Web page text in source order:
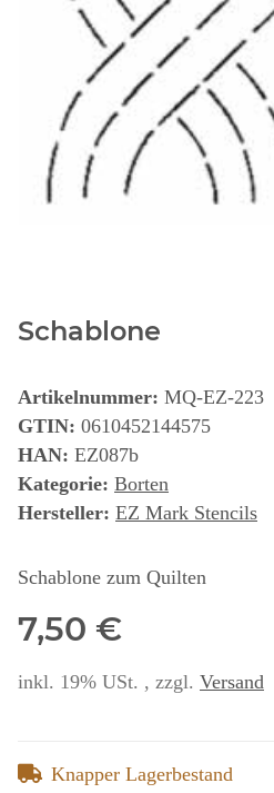
Schablone
Artikelnummer: MQ-EZ-223
GTIN: 0610452144575
HAN: EZ087b
Kategorie: Borten
Hersteller: EZ Mark Stencils
Schablone zum Quilten
7,50 €
inkl. 19% USt. , zzgl. Versand
Knapper Lagerbestand